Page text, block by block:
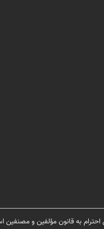
به قانون مؤلفین و